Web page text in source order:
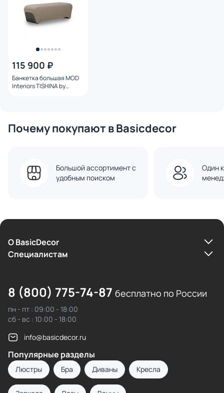
115 900 ₽
Банкетка большая MOD
Interiors TISHINA by
Почему покупают в Basicdecor
Большой ассортимент с
удобным поиском
Один
О BasicDecor
Cпециалистам
8 (800) 775-74-87 бесплатно по России
пн - пт : 09:00 - 18:00
сб - вс : 10:00 - 18:00
info@basicdecor.ru
Популярные разделы
Люстры Бра Диваны Кресла